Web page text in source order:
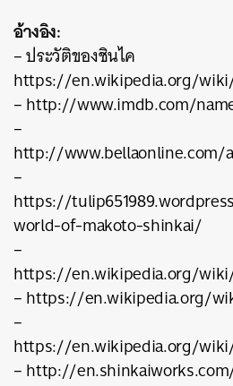
อ้างอิง:
– ประวัติของชินไค
https://en.wikipedia.org/
– http://www.imdb.com/
–
http://www.bellaonline.com/
–
https://
world-of-makoto-shinkai/
–
https://en.wikipedia.org/
– https://en.wikipedia.org/
–
https://en.wikipedia.org/wiki/
– http://